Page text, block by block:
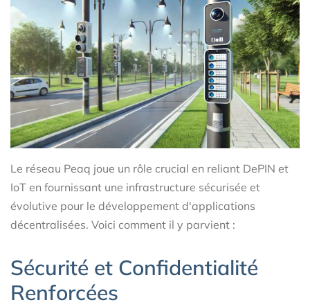
Le réseau Peaq joue un rôle crucial en reliant DePIN et
IoT en fournissant une infrastructure sécurisée et
évolutive pour le développement d'applications
décentralisées. Voici comment il y parvient :
Sécurité et Confidentialité
Renforcées